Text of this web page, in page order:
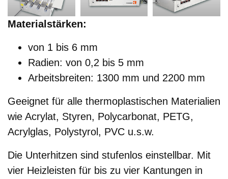
Materialstärken:
von 1 bis 6 mm
Radien: von 0,2 bis 5 mm
Arbeitsbreiten: 1300 mm und 2200 mm
Geeignet für alle thermoplastischen Materialien
wie Acrylat, Styren, Polycarbonat, PETG,
Acrylglas, Polystyrol, PVC u.s.w.
Die Unterhitzen sind stufenlos einstellbar. Mit
vier Heizleisten für bis zu vier Kantungen in